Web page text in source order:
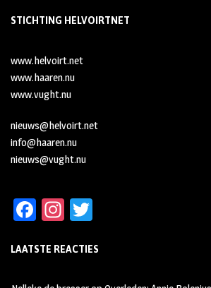
STICHTING HELVOIRTNET
www.helvoirt.net
www.haaren.nu
www.vught.nu
nieuws@helvoirt.net
info@haaren.nu
nieuws@vught.nu
Fa
b
oo
In
ag tt
LAATSTE REACTIES